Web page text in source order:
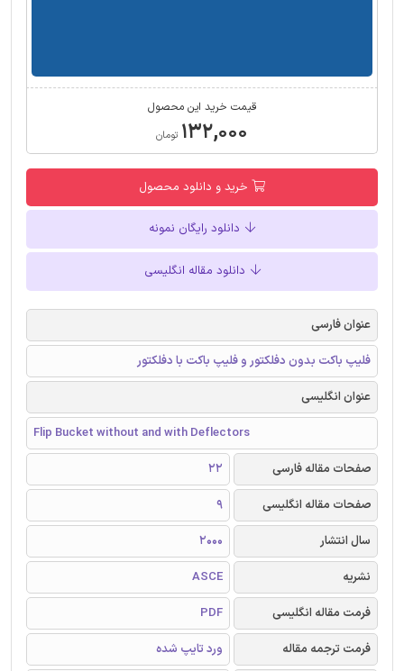
قیمت خرید این محصول
۱۳۲,۰۰۰ تومان
خرید و دانلود محصول
دانلود رایگان نمونه
دانلود مقاله انگلیسی
عنوان فارسی
فلیپ باکت بدون دفلکتور و فلیپ باکت با دفلکتور
عنوان انگلیسی
Flip Bucket without and with Deflectors
صفحات مقاله فارسی
22
صفحات مقاله انگلیسی
9
سال انتشار
2000
نشریه
ASCE
فرمت مقاله انگلیسی
PDF
فرمت ترجمه مقاله
ورد تایپ شده